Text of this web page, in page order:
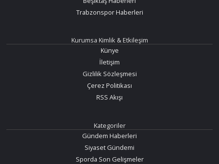
Trabzonspor Haberleri
Kurumsa Kimlik & Etkileşim
Künye
İletişim
Gizlilik Sözleşmesi
Çerez Politikası
RSS Akışı
Kategoriler
Gündem Haberleri
Siyaset Gündemi
Sporda Son Gelişmeler